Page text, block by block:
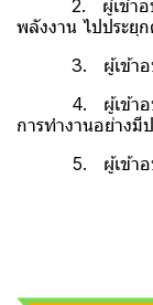
2. ผู้เข้าอบรม
พลังงาน ไปประยุ
3. ผู้เข้าอบรม
4. ผู้เข้าอบรม
การทำงานอย่างมี
5. ผู้เข้าอบรม